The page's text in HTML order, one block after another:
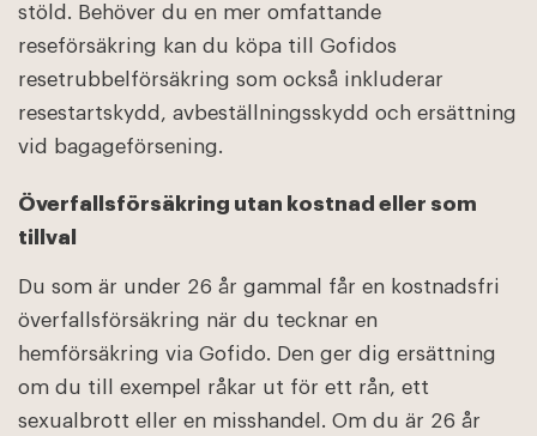
stöld. Behöver du en mer omfattande
reseförsäkring kan du köpa till Gofidos
resetrubbelförsäkring som också inkluderar
resestartskydd, avbeställningsskydd och ersättning
vid bagageförsening.
Överfallsförsäkring utan kostnad eller som
tillval
Du som är under 26 år gammal får en kostnadsfri
överfallsförsäkring när du tecknar en
hemförsäkring via Gofido. Den ger dig ersättning
om du till exempel råkar ut för ett rån, ett
sexualbrott eller en misshandel. Om du är 26 år